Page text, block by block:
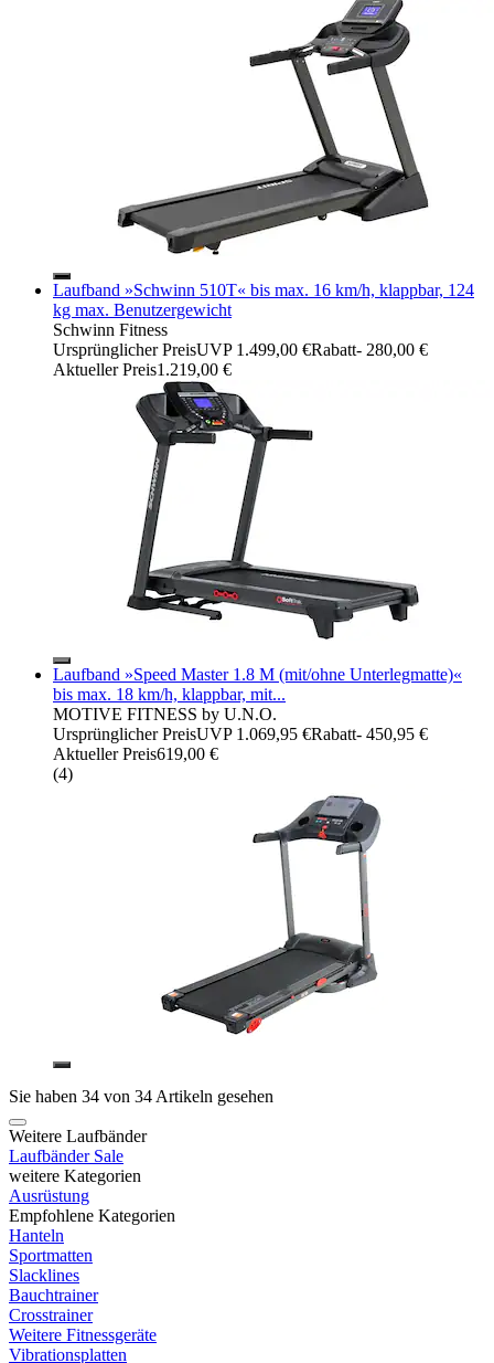
Laufband »Schwinn 510T« bis max. 16 km/h, klappbar, 124
kg max. Benutzergewicht
Schwinn Fitness
Ursprünglicher PreisUVP 1.499,00 €Rabatt- 280,00 €
Aktueller Preis1.219,00 €
Laufband »Speed Master 1.8 M (mit/ohne Unterlegmatte)«
bis max. 18 km/h, klappbar, mit...
MOTIVE FITNESS by U.N.O.
Ursprünglicher PreisUVP 1.069,95 €Rabatt- 450,95 €
Aktueller Preis619,00 €
(4)
Sie haben 34 von 34 Artikeln gesehen
Weitere Laufbänder
Laufbänder Sale
weitere Kategorien
Ausrüstung
Empfohlene Kategorien
Hanteln
Sportmatten
Slacklines
Bauchtrainer
Crosstrainer
Weitere Fitnessgeräte
Vibrationsplatten